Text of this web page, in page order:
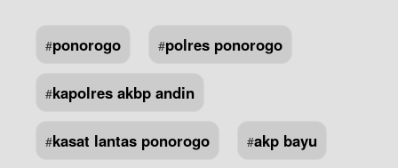
#ponorogo #polres ponorogo
#kapolres akbp andin
#kasat lantas ponorogo #akp bayu